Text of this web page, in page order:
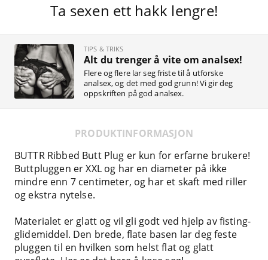
Ta sexen ett hakk lengre!
TIPS & TRIKS
Alt du trenger å vite om analsex!
Flere og flere lar seg friste til å utforske
analsex, og det med god grunn! Vi gir deg
oppskriften på god analsex.
PRODUKTINFORMASJON
BUTTR Ribbed Butt Plug er kun for erfarne brukere!
Buttpluggen er XXL og har en diameter på ikke
mindre enn 7 centimeter, og har et skaft med riller
og ekstra nytelse.
Materialet er glatt og vil gli godt ved hjelp av fisting-
glidemiddel. Den brede, flate basen lar deg feste
pluggen til en hvilken som helst flat og glatt